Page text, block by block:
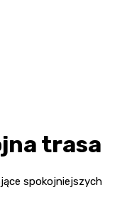
trasa
spokojniejszych